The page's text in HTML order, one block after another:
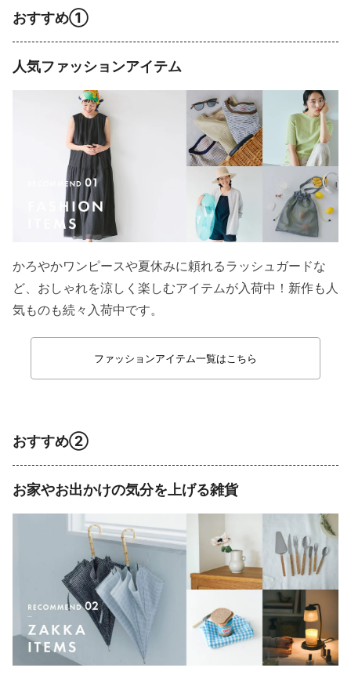
おすすめ①
人気ファッションアイテム
かろやかワンピースや夏休みに頼れるラッシュガードな
ど、おしゃれを涼しく楽しむアイテムが入荷中！新作も人
気ものも続々入荷中です。
ファッションアイテム一覧はこちら
おすすめ②
お家やお出かけの気分を上げる雑貨